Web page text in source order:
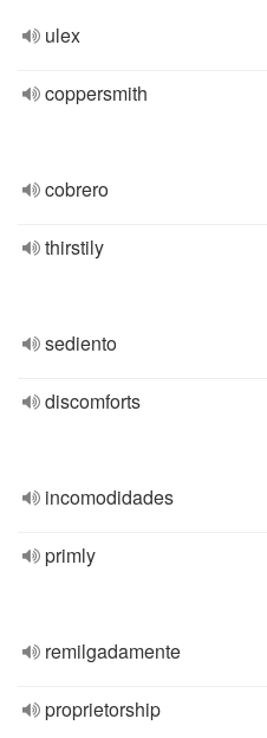
ulex
coppersmith
cobrero
thirstily
sediento
discomforts
incomodidades
primly
remilgadamente
proprietorship